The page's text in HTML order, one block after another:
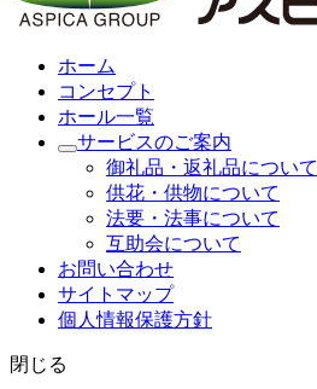
ホーム
コンセプト
ホール一覧
サービスのご案内
御礼品・返礼品について
供花・供物について
法要・法事について
互助会について
お問い合わせ
サイトマップ
個人情報保護方針
閉じる